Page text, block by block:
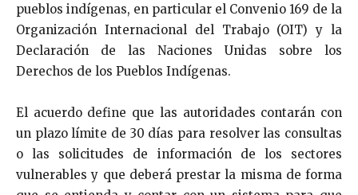
pueblos indígenas, en particular el Convenio 169 de la
Organización Internacional del Trabajo (OIT) y la
Declaración de las Naciones Unidas sobre los
Derechos de los Pueblos Indígenas.
El acuerdo define que las autoridades contarán con
un plazo límite de 30 días para resolver las consultas
o las solicitudes de información de los sectores
vulnerables y que deberá prestar la misma de forma